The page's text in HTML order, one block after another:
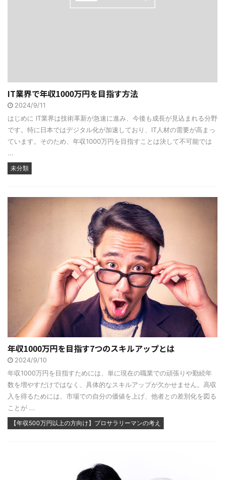
IT業界で年収1000万円を目指す方法
2024/9/11
はじめに IT業界は技術革新が急速に進み、今後も成長が見込まれる分野
です。特に日本ではデジタル化が加速しており、IT人材の需要が高まっ
ています。そのため、年収1000万円を目指すことは決して不可能では
...
未分類
年収1000万円を目指す7つのスキルアップとは
2024/9/10
年収1000万円を目指すためには、単に現在の職業での頑張りや勤続年
数を増やすだけではなく、具体的なスキルアップが欠かせません。高収
入を得るためには、市場での自分の価値を上げ、他者との差別化を図る
ことが ...
【年収500万円以上の方向け】プロサラリーマンの考え